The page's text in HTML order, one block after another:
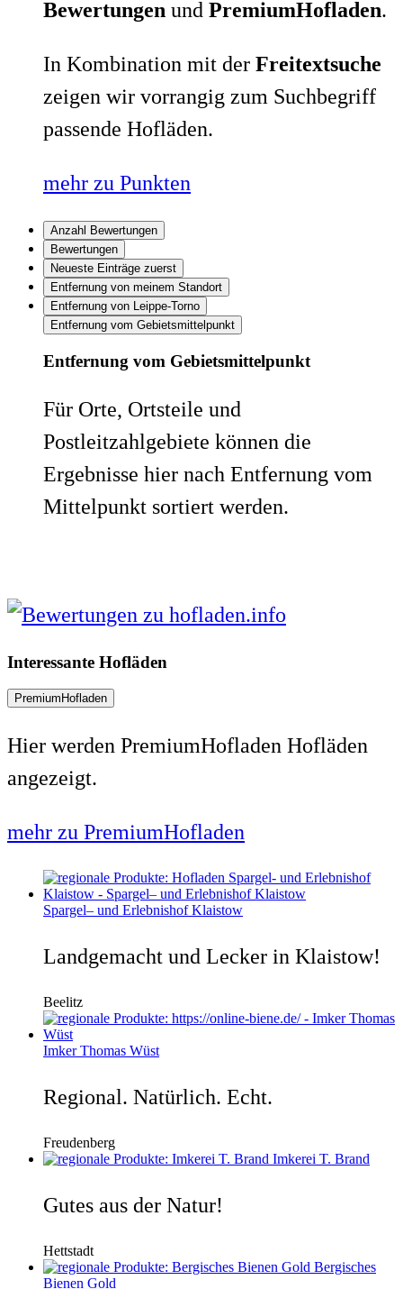
Bewertungen und PremiumHofladen.
In Kombination mit der Freitextsuche
zeigen wir vorrangig zum Suchbegriff
passende Hofläden.
mehr zu Punkten
Anzahl Bewertungen
Bewertungen
Neueste Einträge zuerst
Entfernung von meinem Standort
Entfernung von Leippe-Torno
Entfernung vom Gebietsmittelpunkt
Entfernung vom Gebietsmittelpunkt
Für Orte, Ortsteile und
Postleitzahlgebiete können die
Ergebnisse hier nach Entfernung vom
Mittelpunkt sortiert werden.
Interessante Hofläden
PremiumHofladen
Hier werden PremiumHofladen Hofläden
angezeigt.
mehr zu PremiumHofladen
Spargel– und Erlebnishof Klaistow
Landgemacht und Lecker in Klaistow!
Beelitz
Imker Thomas Wüst
Regional. Natürlich. Echt.
Freudenberg
Imkerei T. Brand
Gutes aus der Natur!
Hettstadt
Bergisches
Bienen Gold